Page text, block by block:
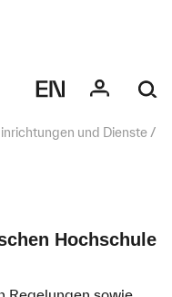
und Dienste
Hochschule